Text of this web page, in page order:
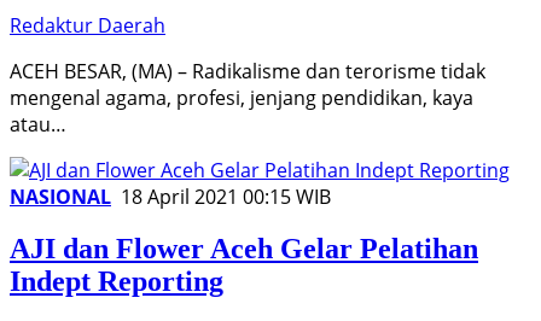
Redaktur Daerah
ACEH BESAR, (MA) – Radikalisme dan terorisme tidak
mengenal agama, profesi, jenjang pendidikan, kaya
atau…
NASIONAL 18 April 2021 00:15 WIB
AJI dan Flower Aceh Gelar Pelatihan
Indept Reporting